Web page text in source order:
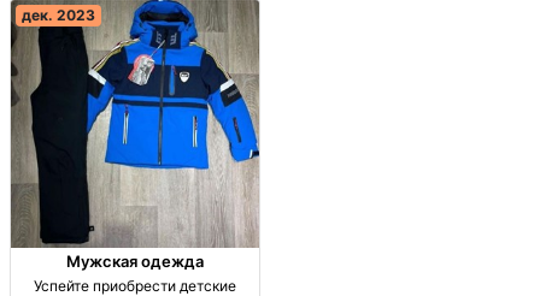
дек. 2023
Мужская одежда
Успейте приобрести детские